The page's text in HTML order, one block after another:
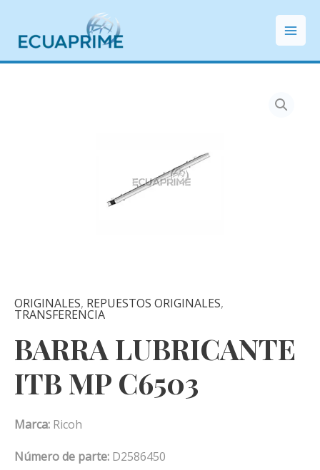
contenido
ORIGINALES, REPUESTOS ORIGINALES,
TRANSFERENCIA
BARRA LUBRICANTE
ITB MP C6503
Marca: Ricoh
Número de parte: D2586450